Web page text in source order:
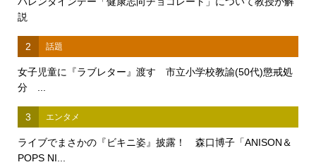
説
2 話題
女子児童に『ラブレター』渡す 市立小学校教諭(50代)懲戒処
分 ...
3 エンタメ
ライブでまさかの『ビキニ姿』披露！ 森口博子「ANISON＆
POPS NI...